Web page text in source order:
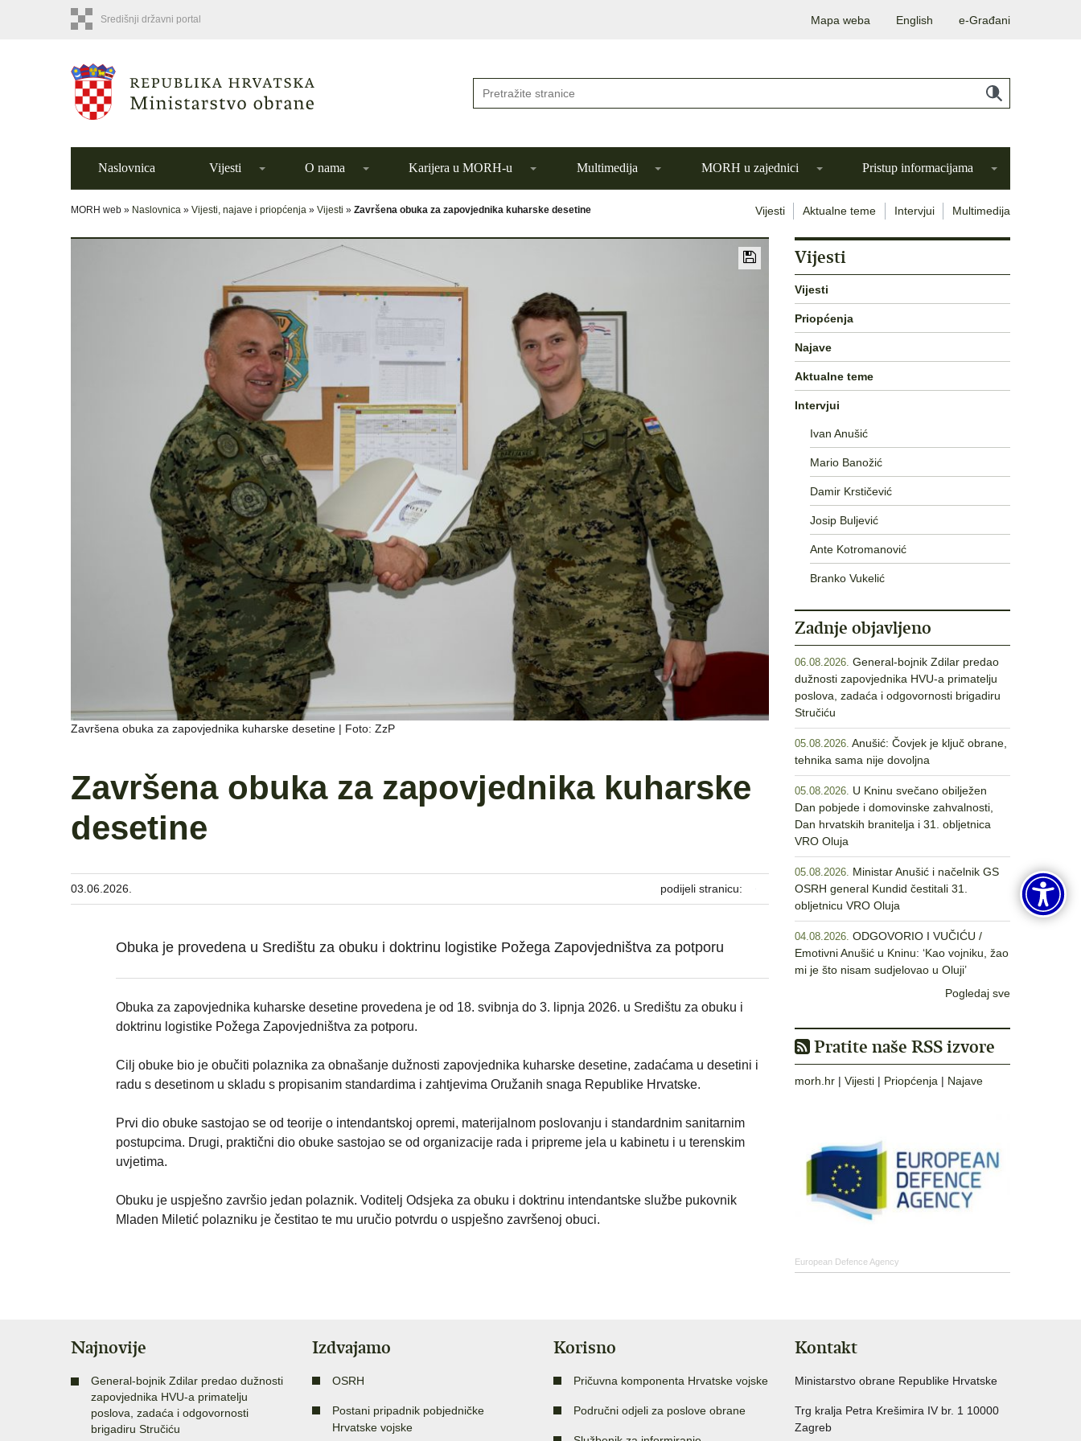
Središnji državni portal Mapa weba English e-Građani
Naslovnica Vijesti O nama Karijera u MORH-u Multimedija MORH u zajednici Pristup informacijama
MORH web » Naslovnica » Vijesti, najave i priopćenja » Vijesti » Završena obuka za zapovjednika kuharske desetine Vijesti Aktualne teme Intervjui Multimedija
Završena obuka za zapovjednika kuharske desetine | Foto: ZzP
Završena obuka za zapovjednika kuharske
desetine
03.06.2026. podijeli stranicu:
Obuka je provedena u Središtu za obuku i doktrinu logistike Požega Zapovjedništva za potporu
Obuka za zapovjednika kuharske desetine provedena je od 18. svibnja do 3. lipnja 2026. u Središtu za obuku i
doktrinu logistike Požega Zapovjedništva za potporu.
Cilj obuke bio je obučiti polaznika za obnašanje dužnosti zapovjednika kuharske desetine, zadaćama u desetini i
radu s desetinom u skladu s propisanim standardima i zahtjevima Oružanih snaga Republike Hrvatske.
Prvi dio obuke sastojao se od teorije o intendantskoj opremi, materijalnom poslovanju i standardnim sanitarnim
postupcima. Drugi, praktični dio obuke sastojao se od organizacije rada i pripreme jela u kabinetu i u terenskim
uvjetima.
Obuku je uspješno završio jedan polaznik. Voditelj Odsjeka za obuku i doktrinu intendantske službe pukovnik
Mladen Miletić polazniku je čestitao te mu uručio potvrdu o uspješno završenoj obuci.
Vijesti
Vijesti
Priopćenja
Najave
Aktualne teme
Intervjui
Ivan Anušić
Mario Banožić
Damir Krstičević
Josip Buljević
Ante Kotromanović
Branko Vukelić
Zadnje objavljeno
06.08.2026. General-bojnik Zdilar predao
dužnosti zapovjednika HVU-a primatelju
poslova, zadaća i odgovornosti brigadiru
Stručiću
05.08.2026. Anušić: Čovjek je ključ obrane,
tehnika sama nije dovoljna
05.08.2026. U Kninu svečano obilježen
Dan pobjede i domovinske zahvalnosti,
Dan hrvatskih branitelja i 31. obljetnica
VRO Oluja
05.08.2026. Ministar Anušić i načelnik GS
OSRH general Kundid čestitali 31.
obljetnicu VRO Oluja
04.08.2026. ODGOVORIO I VUČIĆU /
Emotivni Anušić u Kninu: ‘Kao vojniku, žao
mi je što nisam sudjelovao u Oluji’
Pogledaj sve
Pratite naše RSS izvore
morh.hr | Vijesti | Priopćenja | Najave
European Defence Agency
Najnovije
General-bojnik Zdilar predao dužnosti
zapovjednika HVU-a primatelju
poslova, zadaća i odgovornosti
brigadiru Stručiću
Izdvajamo
OSRH
Postani pripadnik pobjedničke
Hrvatske vojske
Korisno
Pričuvna komponenta Hrvatske vojske
Područni odjeli za poslove obrane
Kontakt
Ministarstvo obrane Republike Hrvatske
Trg kralja Petra Krešimira IV br. 1 10000
Zagreb